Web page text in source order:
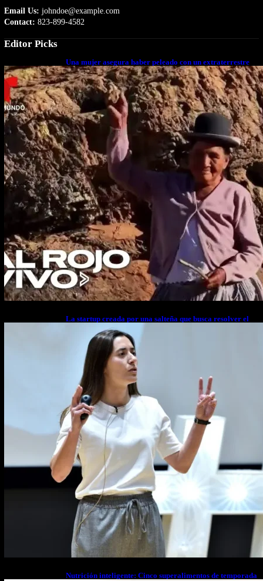
Email Us: johndoe@example.com
Contact: 823-899-4582
Editor Picks
Una mujer asegura haber peleado con un extraterrestre
cuerpo a cuerpo
La startup creada por una salteña que busca resolver el
estrés financiero en Latinoamérica
Nutrición inteligente: Cinco superalimentos de temporada